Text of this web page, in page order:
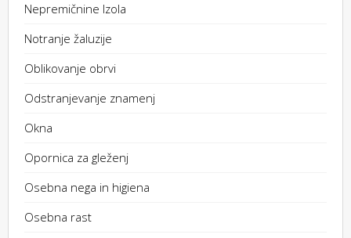
Nepremičnine Izola
Notranje žaluzije
Oblikovanje obrvi
Odstranjevanje znamenj
Okna
Opornica za gleženj
Osebna nega in higiena
Osebna rast